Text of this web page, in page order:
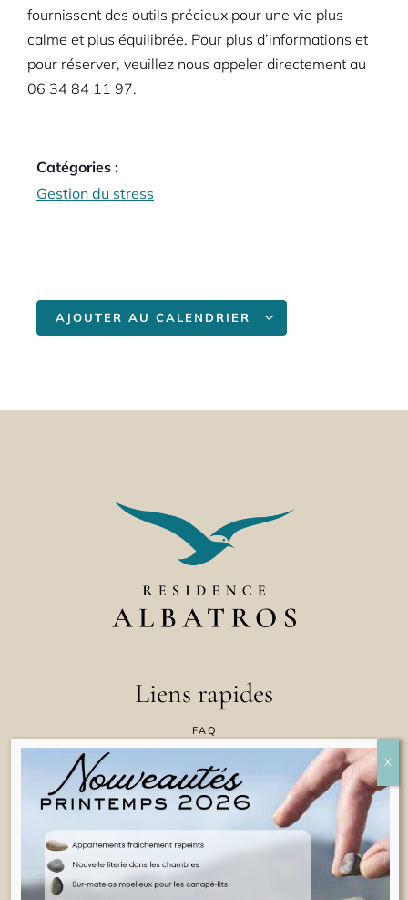
fournissent des outils précieux pour une vie plus
calme et plus équilibrée. Pour plus d’informations et
pour réserver, veuillez nous appeler directement au
06 34 84 11 97.
Catégories :
Gestion du stress
AJOUTER AU CALENDRIER
Liens rapides
FAQ
POLITIQUE EN MATIÈRE DE COOKIES
CONDITIONS GÉNÉRALES D'UTILISATION
INFORMATIONS JURIDIQUES
FRANÇAIS